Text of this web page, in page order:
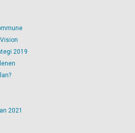
2019
2021